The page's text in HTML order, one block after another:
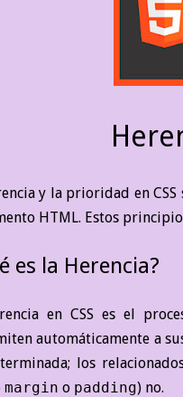
y la prioridad en
HTML. Estos
es la Herencia?
en CSS es el
automáticamente a
los
margin o padding) no.